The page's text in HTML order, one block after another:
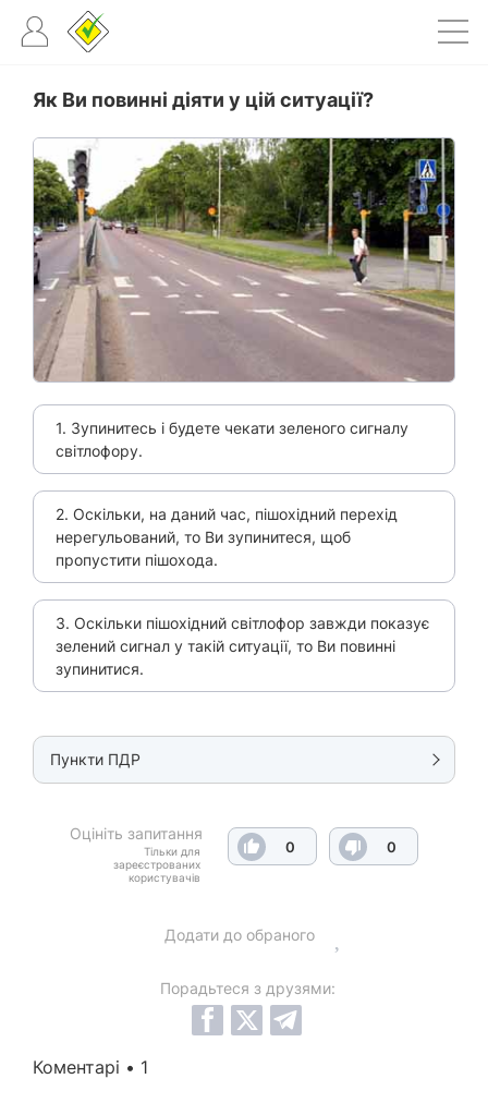
Як Ви повинні діяти у цій ситуації?
1. Зупинитесь і будете чекати зеленого сигналу
світлофору.
2. Оскільки, на даний час, пішохідний перехід
нерегульований, то Ви зупинитеся, щоб
пропустити пішохода.
3. Оскільки пішохідний світлофор завжди показує
зелений сигнал у такій ситуації, то Ви повинні
зупинитися.
Пункти ПДР
Оцініть запитання
Тільки для
зареєстрованих
користувачів
0 0
Додати до обраного
Порадьтеся з друзями:
Коментарі • 1